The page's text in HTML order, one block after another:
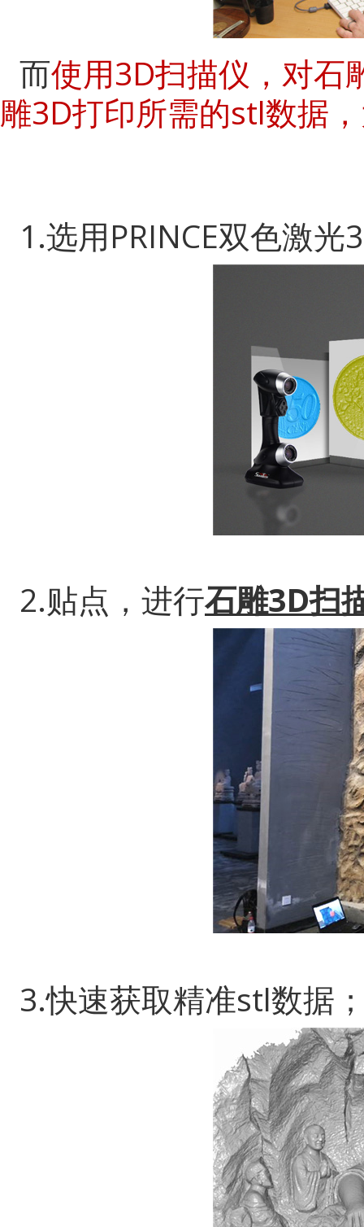
而使用3D扫描仪，对石
雕3D打印所需的stl数据
1.选用PRINCE双色激光
2.贴点，进行石雕3D扫
3.快速获取精准stl数据